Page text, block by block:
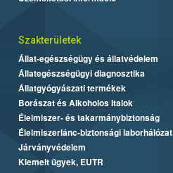
Szakterületek
Állat-egészségügy és állatvédelem
Állategészségügyi diagnosztika
Állatgyógyászati termékek
Borászat és Alkoholos Italok
Élelmiszer- és takarmánybiztonság
Élelmiszerlánc-biztonsági laborhálózat
Járványvédelem
Kiemelt ügyek, EUTR